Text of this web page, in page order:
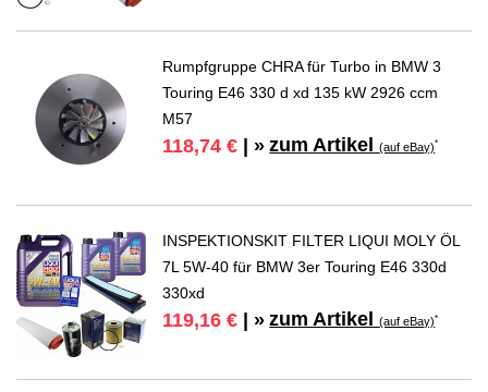
Rumpfgruppe CHRA für Turbo in BMW 3
Touring E46 330 d xd 135 kW 2926 ccm
M57
118,74 € | » zum Artikel(auf eBay)*
INSPEKTIONSKIT FILTER LIQUI MOLY ÖL
7L 5W-40 für BMW 3er Touring E46 330d
330xd
119,16 € | » zum Artikel(auf eBay)*